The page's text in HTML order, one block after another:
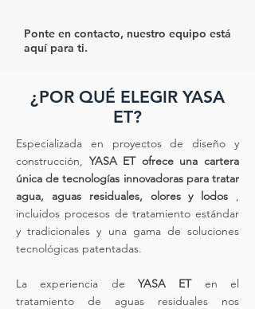
Ponte en contacto, nuestro equipo está
aquí para ti.
¿POR QUÉ ELEGIR YASA
ET?
Especializada en proyectos de diseño y
construcción, YASA ET ofrece una cartera
única de tecnologías innovadoras para tratar
agua, aguas residuales, olores y lodos ,
incluidos procesos de tratamiento estándar
y tradicionales y una gama de soluciones
tecnológicas patentadas.
La experiencia de YASA ETen el
tratamiento de aguas residuales nos